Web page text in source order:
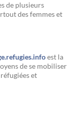
de plusieurs
des femmes et
est la
de se mobiliser
et